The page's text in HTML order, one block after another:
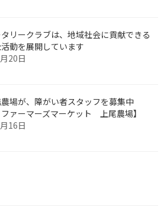
タリークラブは、地域社会に貢献できる
動を展開しています
20日
場が、障がい者スタッフを募集中
ファーマーズマーケット 上尾農場】
16日